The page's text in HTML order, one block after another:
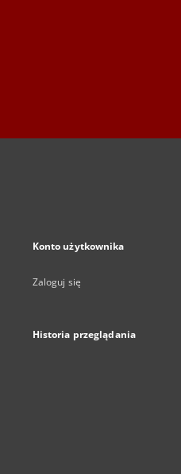
Konto użytkownika
Zaloguj się
Historia przeglądania